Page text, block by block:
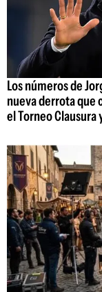
Los números de
nueva derrota que
el Torneo Clausura